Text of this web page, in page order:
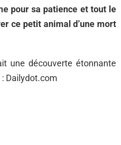
pour sa patience et tout le
ce petit animal d’une mort
une découverte étonnante
Dailydot.com